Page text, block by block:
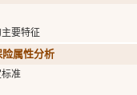
主要特征
属性分析
标准